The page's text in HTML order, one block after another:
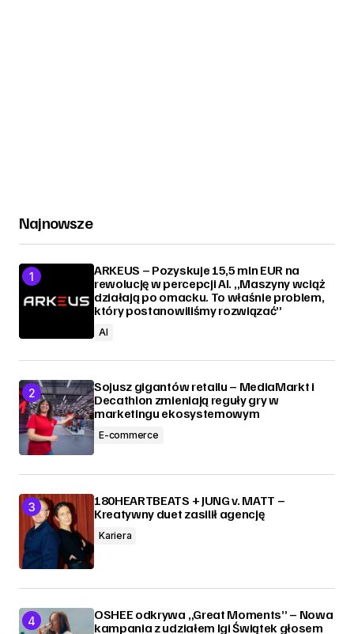
Najnowsze
ARKEUS – Pozyskuje 15,5 mln EUR na
rewolucję w percepcji AI. „Maszyny wciąż
działają po omacku. To właśnie problem,
który postanowiliśmy rozwiązać”
AI
Sojusz gigantów retailu – MediaMarkt i
Decathlon zmieniają reguły gry w
marketingu ekosystemowym
E-commerce
180HEARTBEATS + JUNG v. MATT –
Kreatywny duet zasilił agencję
Kariera
OSHEE odkrywa „Great Moments” – Nowa
kampania z udziałem Igi Świątek głosem